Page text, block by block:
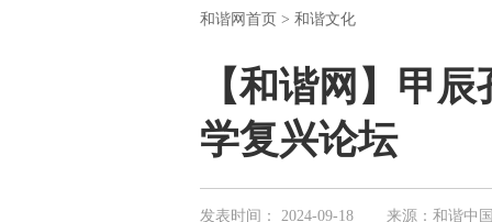
和谐网首页 > 和谐文化
【和谐网】甲
学复兴论坛
发表时间： 2024-09-18 来源：和谐中